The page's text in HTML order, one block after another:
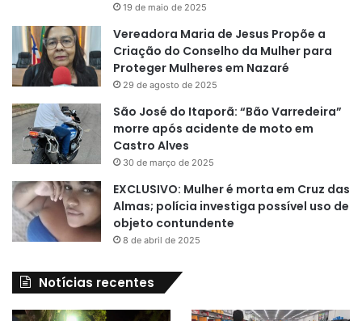
19 de maio de 2025
Vereadora Maria de Jesus Propõe a
Criação do Conselho da Mulher para
Proteger Mulheres em Nazaré
29 de agosto de 2025
São José do Itaporã: “Bão Varredeira”
morre após acidente de moto em
Castro Alves
30 de março de 2025
EXCLUSIVO: Mulher é morta em Cruz das
Almas; polícia investiga possível uso de
objeto contundente
8 de abril de 2025
Notícias recentes